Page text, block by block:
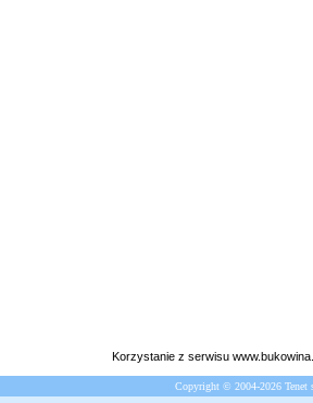
Korzystanie z serwisu
Copyright © 2004-2026